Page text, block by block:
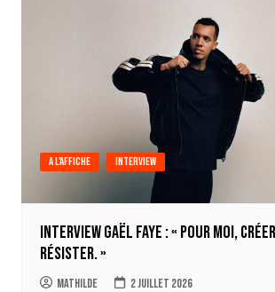
A l'affiche Interview
Interview Gaël Faye : « Pour moi,
résister. »
Mathilde 2 juillet 2026